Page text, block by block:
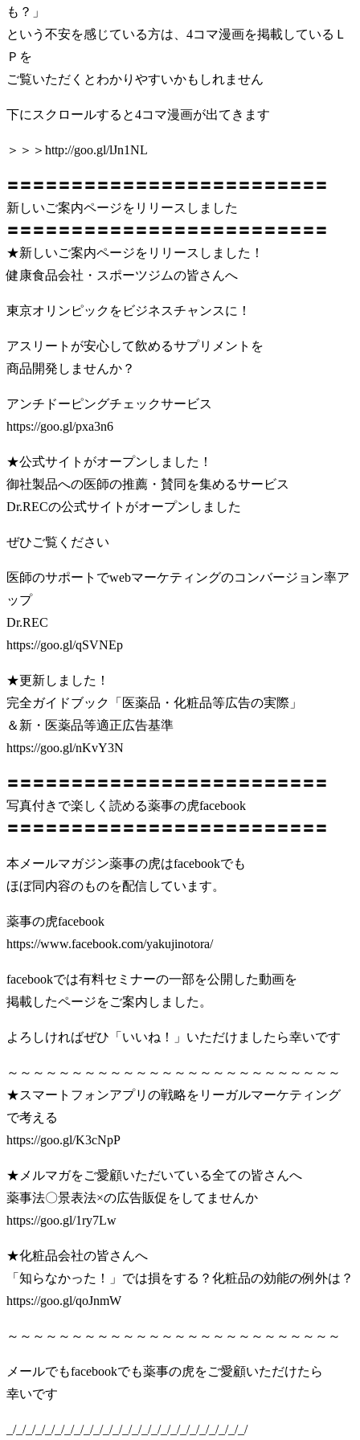
も？」
という不安を感じている方は、4コマ漫画を掲載しているＬ
Ｐを
ご覧いただくとわかりやすいかもしれません
下にスクロールすると4コマ漫画が出てきます
＞＞＞http://goo.gl/lJn1NL
〓〓〓〓〓〓〓〓〓〓〓〓〓〓〓〓〓〓〓〓〓〓〓〓〓
新しいご案内ページをリリースしました
〓〓〓〓〓〓〓〓〓〓〓〓〓〓〓〓〓〓〓〓〓〓〓〓〓
★新しいご案内ページをリリースしました！
健康食品会社・スポーツジムの皆さんへ
東京オリンピックをビジネスチャンスに！
アスリートが安心して飲めるサプリメントを
商品開発しませんか？
アンチドーピングチェックサービス
https://goo.gl/pxa3n6
★公式サイトがオープンしました！
御社製品への医師の推薦・賛同を集めるサービス
Dr.RECの公式サイトがオープンしました
ぜひご覧ください
医師のサポートでwebマーケティングのコンバージョン率ア
ップ
Dr.REC
https://goo.gl/qSVNEp
★更新しました！
完全ガイドブック「医薬品・化粧品等広告の実際」
＆新・医薬品等適正広告基準
https://goo.gl/nKvY3N
〓〓〓〓〓〓〓〓〓〓〓〓〓〓〓〓〓〓〓〓〓〓〓〓〓
写真付きで楽しく読める薬事の虎facebook
〓〓〓〓〓〓〓〓〓〓〓〓〓〓〓〓〓〓〓〓〓〓〓〓〓
本メールマガジン薬事の虎はfacebookでも
ほぼ同内容のものを配信しています。
薬事の虎facebook
https://www.facebook.com/yakujinotora/
facebookでは有料セミナーの一部を公開した動画を
掲載したページをご案内しました。
よろしければぜひ「いいね！」いただけましたら幸いです
～～～～～～～～～～～～～～～～～～～～～～～～～～
★スマートフォンアプリの戦略をリーガルマーケティング
で考える
https://goo.gl/K3cNpP
★メルマガをご愛顧いただいている全ての皆さんへ
薬事法〇景表法×の広告販促をしてませんか
https://goo.gl/1ry7Lw
★化粧品会社の皆さんへ
「知らなかった！」では損をする？化粧品の効能の例外は？
https://goo.gl/qoJnmW
～～～～～～～～～～～～～～～～～～～～～～～～～～
メールでもfacebookでも薬事の虎をご愛顧いただけたら
幸いです
_/_/_/_/_/_/_/_/_/_/_/_/_/_/_/_/_/_/_/_/_/_/_/_/_/